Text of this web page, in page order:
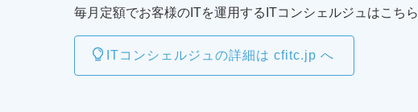
毎月定額でお客様のITを運用するITコンシェルジュはこちら
ITコンシェルジュの詳細は cfitc.jp へ